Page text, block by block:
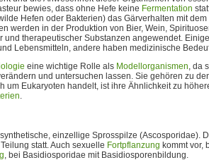
bewies, dass ohne Hefe keine Fermentation
Hefen oder Bakterien) das Gärverhalten mit
werden in der Produktion von Bier, Wein,
und therapeutischer Substanzen angewendet.
Lebensmitteln, andere haben medizinische
eine wichtige Rolle als Modellorganismen, da
und untersuchen lassen. Sie gehören zu
um Eukaryoten handelt, ist ihre Ähnlichkeit zu
.
einzellige Sprosspilze (Ascosporidae).
statt. Auch sexuelle Fortpflanzung kommt vor,
, bei Basidiosporidae mit Basidiosporenbildung.